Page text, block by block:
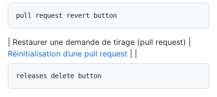
pull request revert button
| Restaurer une demande de tirage (pull request) |
Réinitialisation d’une pull request
releases delete button